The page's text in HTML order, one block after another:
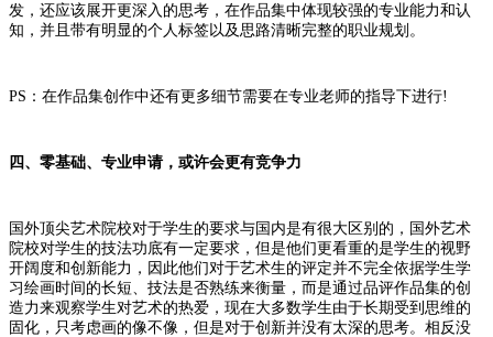
发，还应该展开更深入的思考，在作品集中体现较强的专业能力和认
知，并且带有明显的个人标签以及思路清晰完整的职业规划。
PS：在作品集创作中还有更多细节需要在专业老师的指导下进行!
四、零基础、专业申请，或许会更有竞争力
国外顶尖艺术院校对于学生的要求与国内是有很大区别的，国外艺术
院校对学生的技法功底有一定要求，但是他们更看重的是学生的视野
开阔度和创新能力，因此他们对于艺术生的评定并不完全依据学生学
习绘画时间的长短、技法是否熟练来衡量，而是通过品评作品集的创
造力来观察学生对艺术的热爱，现在大多数学生由于长期受到思维的
固化，只考虑画的像不像，但是对于创新并没有太深的思考。相反没